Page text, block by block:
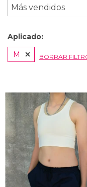
Aplicado:
M
BORRAR